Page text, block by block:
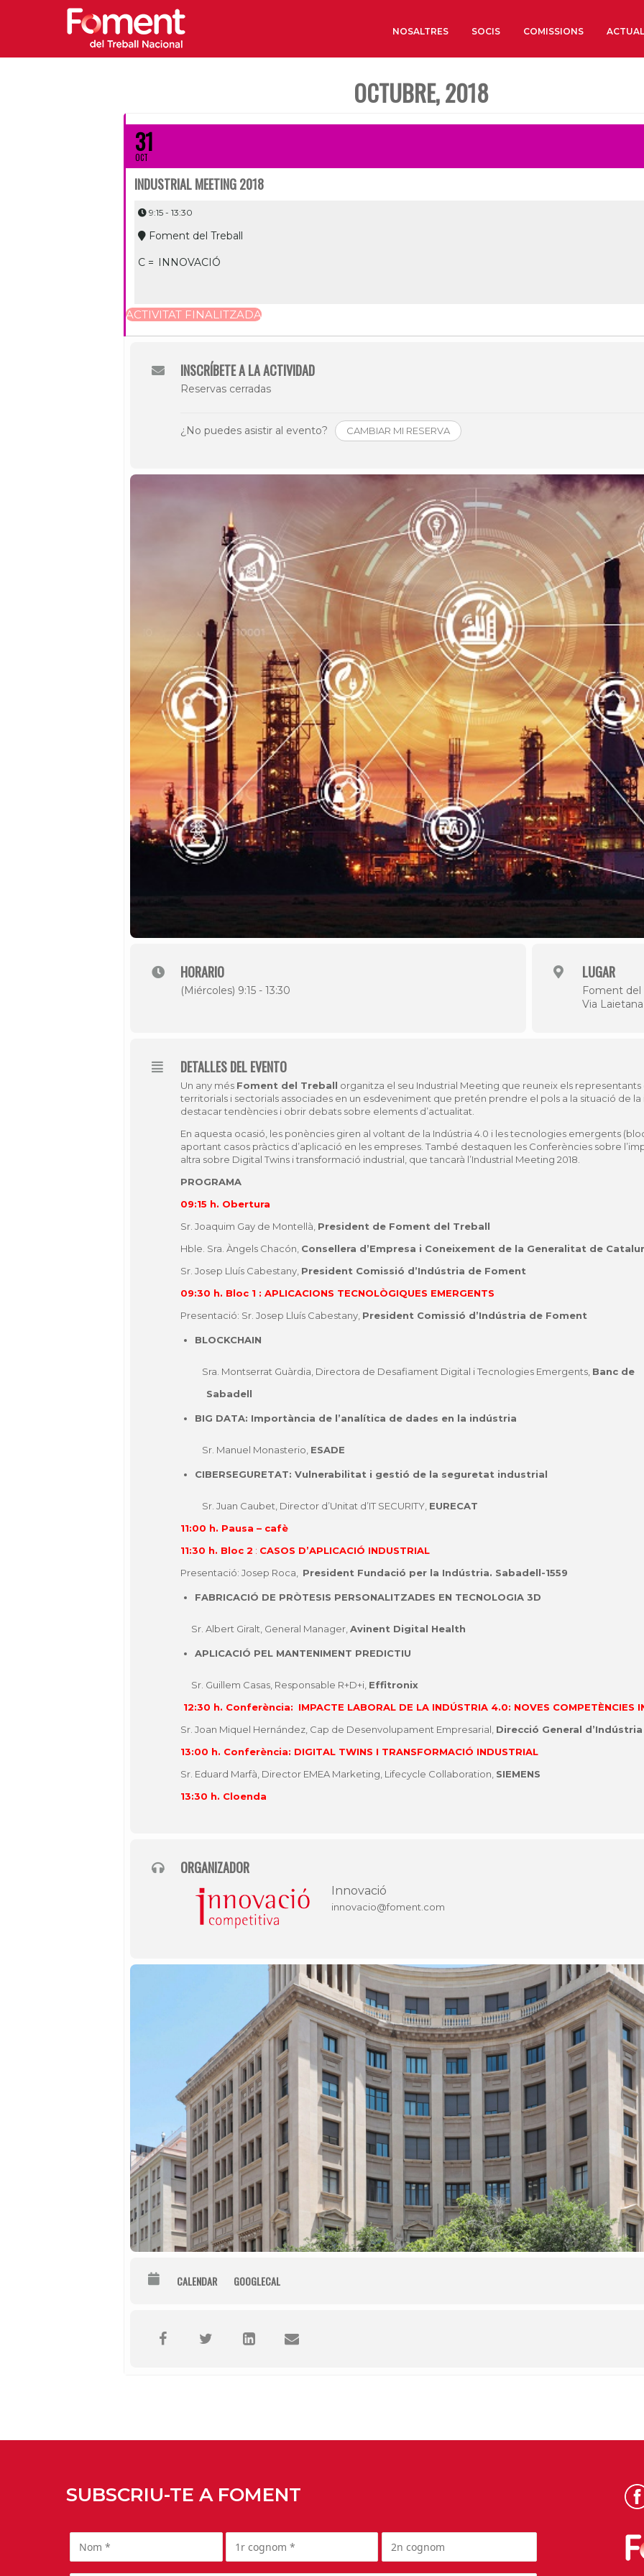
NOSALTRES SOCIS COMISSIONS
OCTUBRE, 2018
31
OCT
INDUSTRIAL MEETING 2018
9:15 - 13:30
Foment del Treball
C = INNOVACIÓ
ACTIVITAT FINALITZADA
INSCRÍBETE A LA ACTIVIDAD
Reservas cerradas
¿No puedes asistir al evento? CAMBIAR MI RESERVA
HORARIO
(Miércoles) 9:15 - 13:30
LUGAR
Foment del
Via
DETALLES DEL EVENTO
Un any més Foment del Treball organitza el seu Industrial Meeting que reuneix els
territorials i sectorials associades en un esdeveniment que pretén prendre el pols a la situació de la
destacar tendències i obrir debats sobre elements d’actualitat.
En aquesta ocasió, les ponències giren al voltant de la Indústria 4.0 i les tecnologies emergents (
aportant casos pràctics d’aplicació en les empreses. També destaquen les Conferències sobre
altra sobre Digital Twins i transformació industrial, que tancarà l’Industrial Meeting 2018.
PROGRAMA
09:15 h. Obertura
Sr. Joaquim Gay de Montellà, President de Foment del Treball
Hble. Sra. Àngels Chacón, Consellera d’Empresa i Coneixement de la Generalitat de
Sr. Josep Lluís Cabestany, President Comissió d’Indústria de Foment
09:30 h. Bloc 1 : APLICACIONS TECNOLÒGIQUES EMERGENTS
Presentació: Sr. Josep Lluís Cabestany, President Comissió d’Indústria de Foment
BLOCKCHAIN
Sra. Montserrat Guàrdia, Directora de Desafiament Digital i Tecnologies Emergents, Banc de
Sabadell
BIG DATA: Importància de l’analítica de dades en la indústria
Sr. Manuel Monasterio, ESADE
CIBERSEGURETAT: Vulnerabilitat i gestió de la seguretat industrial
Sr. Juan Caubet, Director d’Unitat d’IT SECURITY, EURECAT
11:00 h. Pausa – cafè
11:30 h. Bloc 2 : CASOS D’APLICACIÓ INDUSTRIAL
Presentació: Josep Roca, President Fundació per la Indústria. Sabadell-1559
FABRICACIÓ DE PRÒTESIS PERSONALITZADES EN TECNOLOGIA 3D
Sr. Albert Giralt, General Manager, Avinent Digital Health
APLICACIÓ PEL MANTENIMENT PREDICTIU
Sr. Guillem Casas, Responsable R+D+i, Effitronix
12:30 h. Conferència: IMPACTE LABORAL DE LA INDÚSTRIA 4.0: NOVES COMPETÈNCIES
Sr. Joan Miquel Hernández, Cap de Desenvolupament Empresarial, Direcció General d’Indústria
13:00 h. Conferència: DIGITAL TWINS I TRANSFORMACIÓ INDUSTRIAL
Sr. Eduard Marfà, Director EMEA Marketing, Lifecycle Collaboration, SIEMENS
13:30 h. Cloenda
ORGANIZADOR
Innovació
innovacio@foment.com
CALENDAR GOOGLECAL
SUBSCRIU-TE A FOMENT